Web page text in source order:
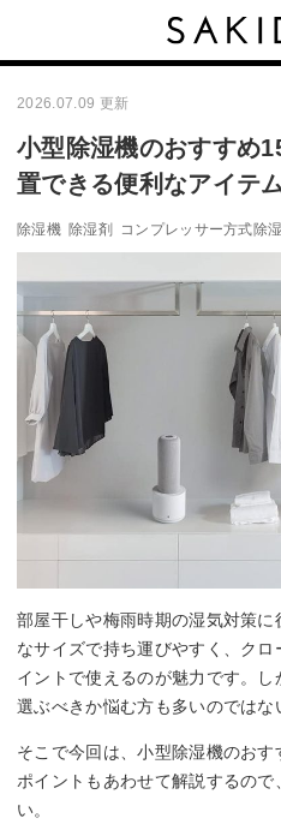
2026.07.09 更新
小型除湿機のおすすめ
置できる便利なアイテ
除湿機 除湿剤 コンプレッサー方式除
部屋干しや梅雨時期の湿気対策
なサイズで持ち運びやすく、ク
イントで使えるのが魅力です。
選ぶべきか悩む方も多いのではな
そこで今回は、小型除湿機のお
ポイントもあわせて解説するの
い。